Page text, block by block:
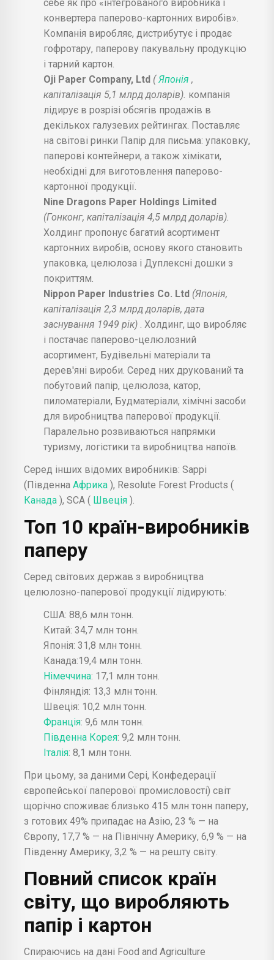
себе як про «інтегрованого виробника і
конвертера паперово-картонних виробів».
Компанія виробляє, дистрибутує і продає
гофротару, паперову пакувальну продукцію
і тарний картон.
Oji Paper Company, Ltd (Японія ,
капіталізація 5,1 млрд доларів). компанія
лідирує в розрізі обсягів продажів в
декількох галузевих рейтингах. Поставляє
на світові ринки Папір для письма: упаковку,
паперові контейнери, а також хімікати,
необхідні для виготовлення паперово-
картонної продукції.
Nine Dragons Paper Holdings Limited
(Гонконг, капіталізація 4,5 млрд доларів).
Холдинг пропонує багатий асортимент
картонних виробів, основу якого становить
упаковка, целюлоза і Дуплексні дошки з
покриттям.
Nippon Paper Industries Co. Ltd (Японія,
капіталізація 2,3 млрд доларів, дата
заснування 1949 рік)
. Холдинг, що виробляє
і постачає паперово-целюлозний
асортимент, Будівельні матеріали та
дерев'яні вироби. Серед них друкований та
побутовий папір, целюлоза, катор,
пиломатеріали, Будматеріали, хімічні засоби
для виробництва паперової продукції.
Паралельно розвиваються напрямки
туризму, логістики та виробництва напоїв.
Серед інших відомих виробників: Sappi
(Південна Африка ), Resolute Forest Products (
Канада ), SCA ( Швеція ).
Топ 10 країн-виробників
паперу
Серед світових держав з виробництва
целюлозно-паперової продукції лідирують:
США: 88,6 млн тонн.
Китай: 34,7 млн тонн.
Японія: 31,8 млн тонн.
Канада:19,4 млн тонн.
Німеччина: 17,1 млн тонн.
Фінляндія: 13,3 млн тонн.
Швеція: 10,2 млн тонн.
Франція: 9,6 млн тонн.
Південна Корея: 9,2 млн тонн.
Італія: 8,1 млн тонн.
При цьому, за даними Cepi, Конфедерації
європейської паперової промисловості) світ
щорічно споживає близько 415 млн тонн паперу,
з готових 49% припадає на Азію, 23 % — на
Європу, 17,7 % — на Північну Америку, 6,9 % — на
Південну Америку, 3,2 % — на решту світу.
Повний список країн
світу, що виробляють
папір і картон
Спираючись на дані Food and Agriculture